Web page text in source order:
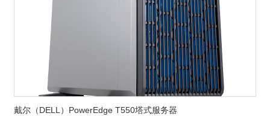
戴尔（DELL）PowerEdge T550塔式服务器